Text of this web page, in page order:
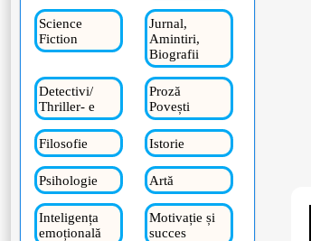
Science
Fiction
Jurnal,
Amintiri,
Biografii
Detectivi/
Thriller- e
Proză
Povești
Filosofie Istorie
Psihologie Artă
Inteligența
emoțională
Motivație și
succes